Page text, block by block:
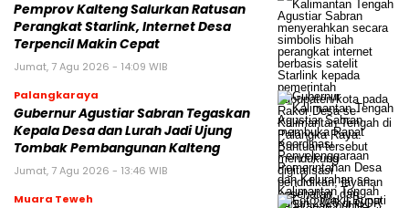
Pemprov Kalteng Salurkan Ratusan
Perangkat Starlink, Internet Desa
Terpencil Makin Cepat
Jumat, 7 Agu 2026 - 14:09 WIB
Palangkaraya
Gubernur Agustiar Sabran Tegaskan
Kepala Desa dan Lurah Jadi Ujung
Tombak Pembangunan Kalteng
Jumat, 7 Agu 2026 - 13:46 WIB
Muara Teweh